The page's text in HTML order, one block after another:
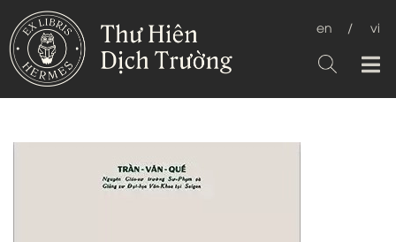
en / vi